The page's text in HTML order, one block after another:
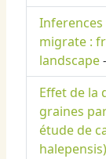
migrate :
landscape
Effet de la
graines
étude de
halepensis)